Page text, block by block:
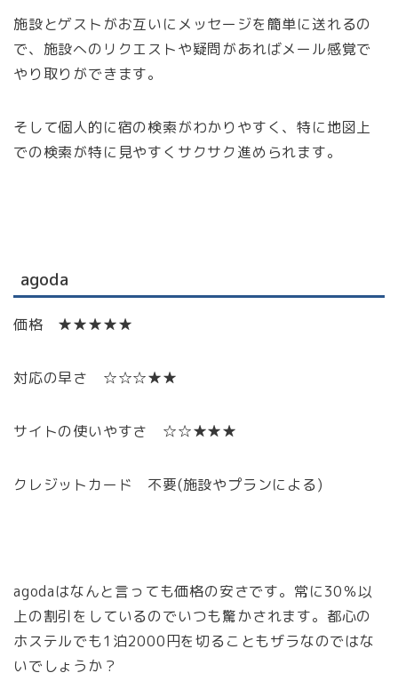
施設とゲストがお互いにメッセージを簡単に送れるの
で、施設へのリクエストや疑問があればメール感覚で
やり取りができます。
そして個人的に宿の検索がわかりやすく、特に地図上
での検索が特に見やすくサクサク進められます。
agoda
価格 ★★★★★
対応の早さ ☆☆☆★★
サイトの使いやすさ ☆☆★★★
クレジットカード 不要(施設やプランによる)
agodaはなんと言っても価格の安さです。常に30％以
上の割引をしているのでいつも驚かされます。都心の
ホステルでも1泊2000円を切ることもザラなのではな
いでしょうか？